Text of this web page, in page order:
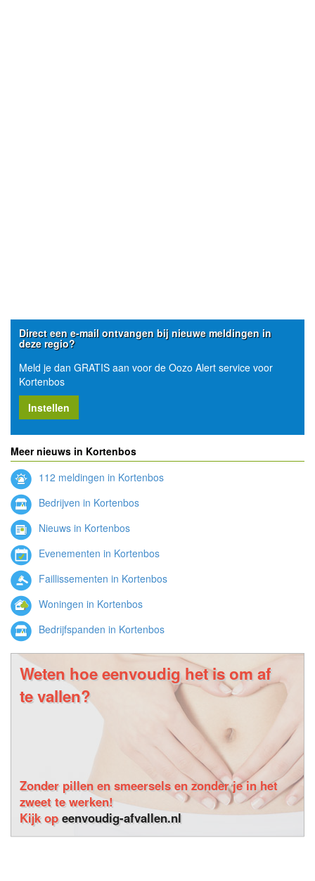
Direct een e-mail ontvangen bij nieuwe meldingen in
deze regio?
Meld je dan GRATIS aan voor de Oozo Alert service voor
Kortenbos
Instellen
Meer nieuws in Kortenbos
112 meldingen in Kortenbos
Bedrijven in Kortenbos
Nieuws in Kortenbos
Evenementen in Kortenbos
Faillissementen in Kortenbos
Woningen in Kortenbos
Bedrijfspanden in Kortenbos
Weten hoe eenvoudig het is om af
te vallen?
Zonder pillen en smeersels en zonder je in het
zweet te werken!
Kijk opeenvoudig-afvallen.nl